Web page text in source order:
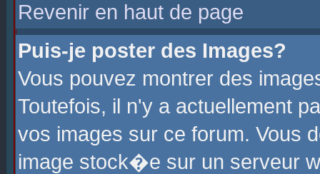
Revenir en haut de page
Puis-je poster des Images?
Vous pouvez montrer des
Toutefois, il n'y a actuellement
vos images sur ce forum. Vous
image stock�e sur un serveur